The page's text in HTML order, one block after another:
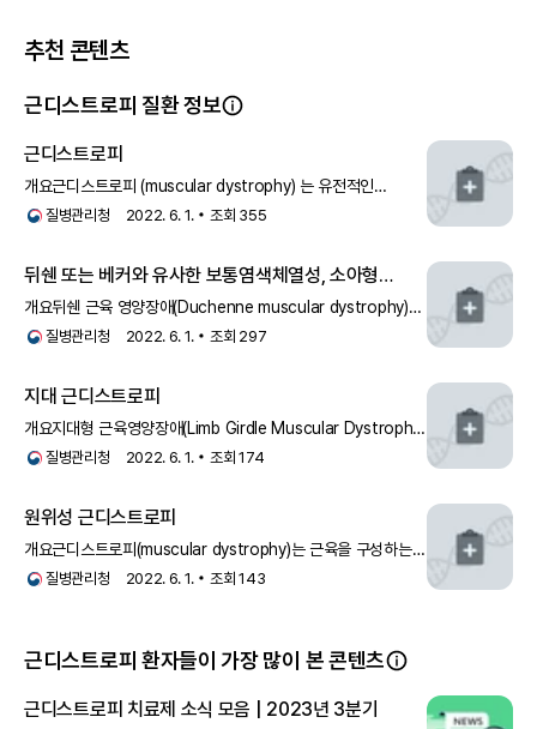
추천 콘텐츠
근디스트로피 질환 정보
근디스트로피
개요근디스트로피 (muscular dystrophy) 는 유전적인
요인으로, 진행성 근쇠약을 보이고, 근육병리에서 근섬유의 괴사
질병관리청 2022. 6. 1. 조회 355
뒤쉔 또는 베커와 유사한 보통염색체열성, 소아형
근디스트로피
개요뒤쉔 근육 영양장애(Duchenne muscular dystrophy)는
희귀 유전성 골격근 퇴행성 질환으로 전 세계적으로 출생 남자
질병관리청 2022. 6. 1. 조회 297
지대 근디스트로피
개요지대형 근육영양장애(Limb Girdle Muscular Dystrophy;
LGMD)는 엉덩이 근육과 어깨 부분의 근육이 점진적으로
질병관리청 2022. 6. 1. 조회174
원위성 근디스트로피
개요근디스트로피(muscular dystrophy)는 근육을 구성하는
단백질 결핍으로 인하여 골격근의 위약과 근세포나 조직의
질병관리청 2022. 6. 1. 조회143
근디스트로피 환자들이 가장 많이 본 콘텐츠
근디스트로피 치료제 소식 모음 | 2023년 3분기